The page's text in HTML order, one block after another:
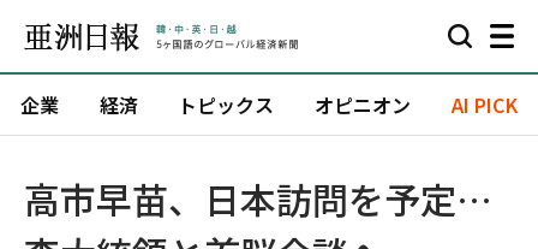
企業 経済 トピックス オピニオン AI PICK
高市早苗、日本訪問を予定…